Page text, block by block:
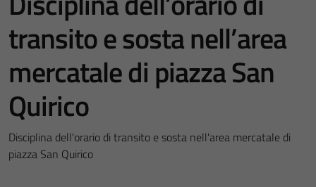
transito e sosta nell’area
mercatale di piazza San
Quirico
Disciplina dell'orario di transito e sosta nell'area mercatale di
piazza San Quirico